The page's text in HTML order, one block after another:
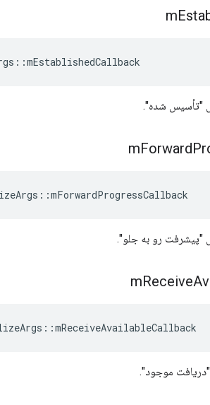
m
::mEstablishedCallback
"تأسیس شده".
mForward
::mForwardProgressCallback
"پیشرفت رو به جلو".
mReceive
::mReceiveAvailableCallback
موجود".